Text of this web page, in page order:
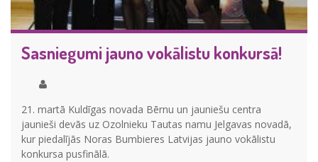
Sasniegumi jauno vokālistu konkursā!
21. martā Kuldīgas novada Bērnu un jauniešu centra
jaunieši devās uz Ozolnieku Tautas namu Jelgavas novadā,
kur piedalījās Noras Bumbieres Latvijas jauno vokālistu
konkursa pusfinālā.